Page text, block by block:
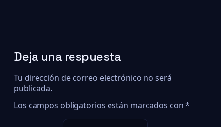
Deja una respuesta
Tu dirección de correo electrónico no será
publicada.
Los campos obligatorios están marcados con *